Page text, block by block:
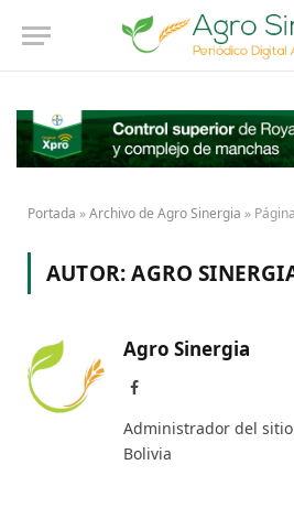
Portada »Archivo de Agro Sinergia »
AUTOR:AGRO
Agro Sinergia
Facebook
Administrador del
Bolivia